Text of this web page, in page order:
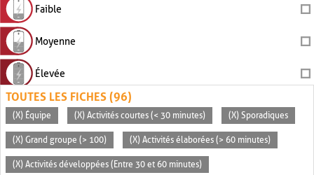
Faible
Moyenne
Élevée
TOUTES LES FICHES (96)
(X) Équipe (X) Activités courtes (< 30 minutes) (X) Sporadiques
(X) Grand groupe (> 100) (X) Activités élaborées (> 60 minutes)
(X) Activités développées (Entre 30 et 60 minutes)